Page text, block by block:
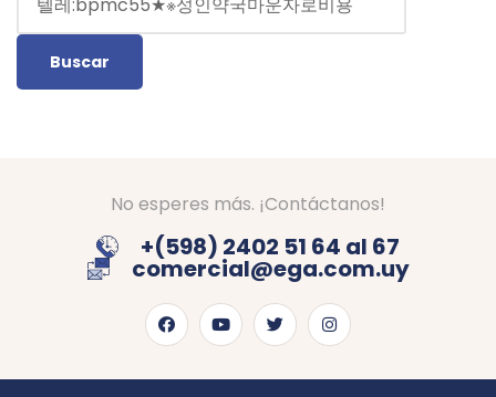
No esperes más. ¡Contáctanos!
+(598) 2402 51 64 al 67
comercial@ega.com.uy